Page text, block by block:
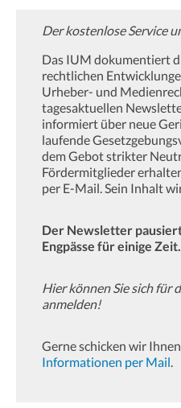
Der kostenlose Service
Das IUM dokumentiert
rechtlichen
Urheber- und
tagesaktuellen
informiert über neue
laufende
dem Gebot strikter
Fördermitglieder
per E-Mail. Sein Inhalt
Der Newsletter
Engpässe für einige Zeit.
Hier können Sie sich für
anmelden!
Gerne schicken wir
Informationen per Mail.